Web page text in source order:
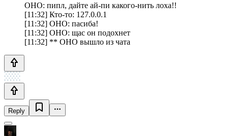
ОНО: пипл, дайте ай-пи какого-нить лоха!!
[11:32] Кто-то: 127.0.0.1
[11:32] ОНО: пасиба!
[11:32] ОНО: щас он подохнет
[11:32] ** ОНО вышло из чата
Reply